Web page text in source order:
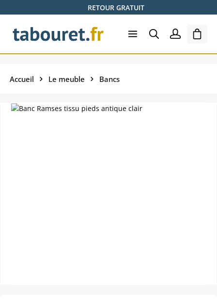
Passer au contenu principalRETOUR GRATUIT
Le
Accueil Le meuble Bancs